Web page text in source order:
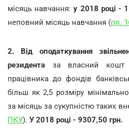
місяць навчання:у 2018 році -
неповний місяць навчання (пп.
2. Від оподаткування
резидента за власний кошт
працівника до фондів
більш як 2,5 розміру
за місяць за сукупністю таких
ПКУ). У 2018 році - 9307,50 грн.